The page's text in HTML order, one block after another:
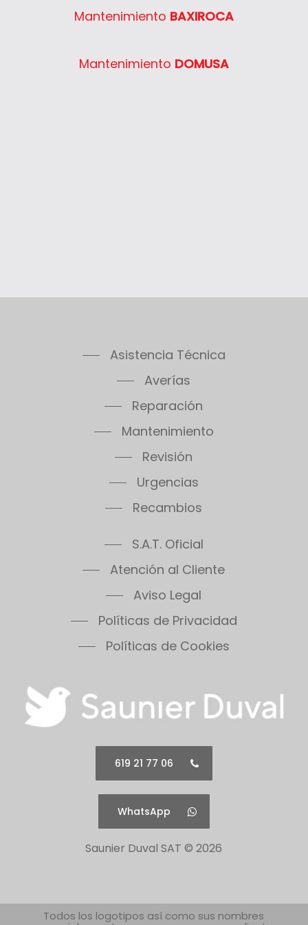
Mantenimiento BAXIROCA
Mantenimiento DOMUSA
Asistencia Técnica
Averías
Reparación
Mantenimiento
Revisión
Urgencias
Recambios
S.A.T. Oficial
Atención al Cliente
Aviso Legal
Políticas de Privacidad
Políticas de Cookies
619 21 77 06
WhatsApp
Saunier Duval SAT ©2026
Todos los logotipos así como sus nombres